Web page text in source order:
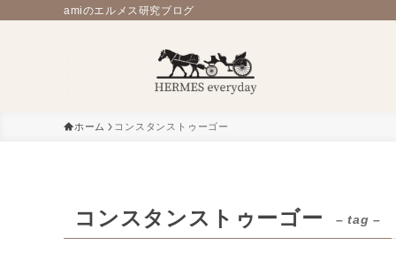
amiのエルメス研究ブログ
ホーム コンスタンストゥーゴー
コンスタンストゥーゴー – tag –